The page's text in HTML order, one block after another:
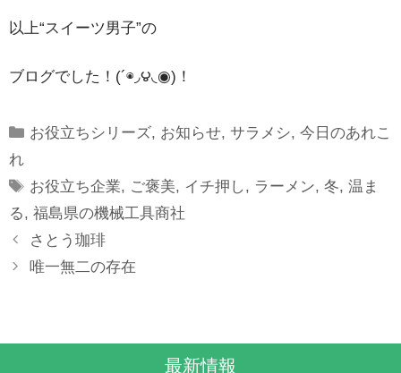
以上“スイーツ男子”の
ブログでした！(´◉◞౪◟◉)！
Categories
お役立ちシリーズ, お知らせ,サラメシ,今日のあれこ
れ
Tags
お役立ち企業, ご褒美, イチ押し, ラーメン,冬,温ま
る, 福島県の機械工具商社
さとう珈琲
唯一無二の存在
最新情報